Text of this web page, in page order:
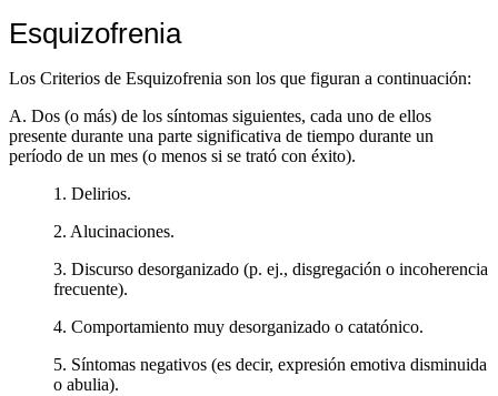
Esquizofrenia
Los Criterios de Esquizofrenia son los que figuran a continuación:
A. Dos (o más) de los síntomas siguientes, cada uno de ellos
presente durante una parte significativa de tiempo durante un
período de un mes (o menos si se trató con éxito).
1. Delirios.
2. Alucinaciones.
3. Discurso desorganizado (p. ej., disgregación o incoherencia
frecuente).
4. Comportamiento muy desorganizado o catatónico.
5. Síntomas negativos (es decir, expresión emotiva disminuida
o abulia).